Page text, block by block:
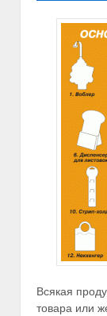
Всякая
товара или